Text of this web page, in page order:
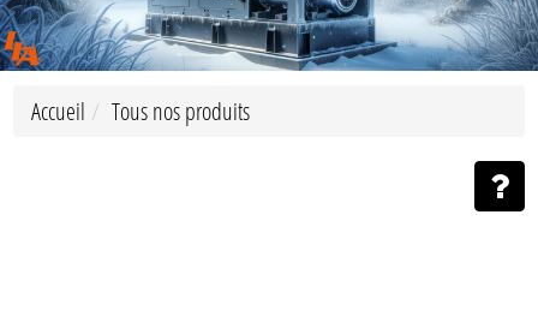
Accueil Tous nos produits